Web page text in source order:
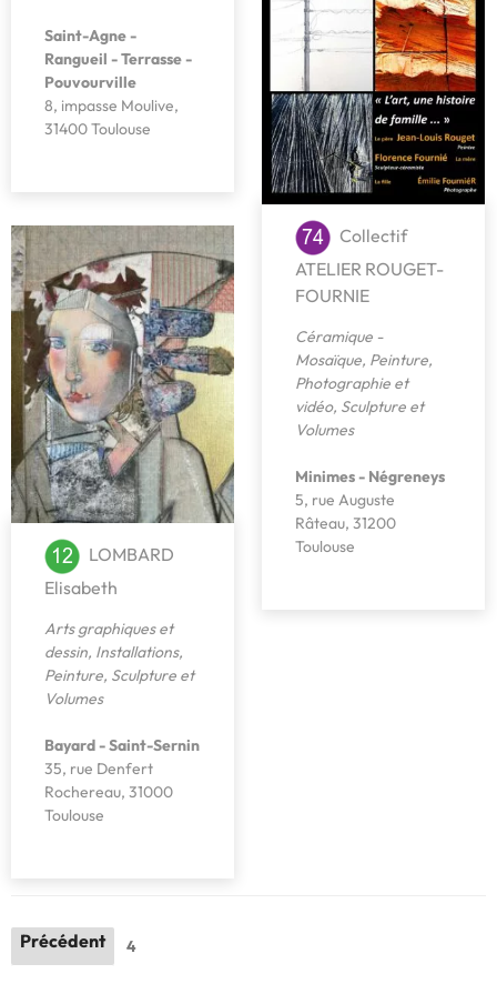
Saint-Agne -
Rangueil - Terrasse -
Pouvourville
8, impasse Moulive,
31400 Toulouse
Collectif
ATELIER ROUGET-
FOURNIE
Céramique -
Mosaïque, Peinture,
Photographie et
vidéo, Sculpture et
Volumes
Minimes - Négreneys
5, rue Auguste
Râteau, 31200
Toulouse
LOMBARD
Elisabeth
Arts graphiques et
dessin, Installations,
Peinture, Sculpture et
Volumes
Bayard - Saint-Sernin
35, rue Denfert
Rochereau, 31000
Toulouse
Précédent 4